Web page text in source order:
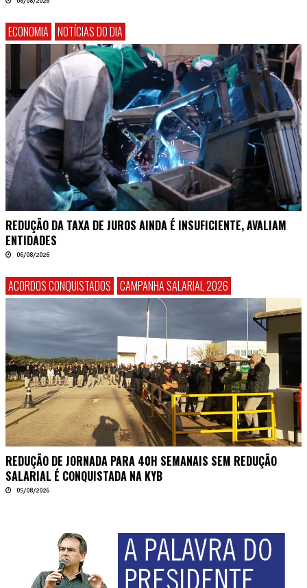
ECONOMIA NOTÍCIAS DO DIA
REDUÇÃO DA TAXA DE JUROS AINDA É INSUFICIENTE, AVALIAM
ENTIDADES
06/08/2026
ACORDOS CONQUISTADOS CAMPANHA SALARIAL 2026
REDUÇÃO DE JORNADA PARA 40H SEMANAIS SEM REDUÇÃO
SALARIAL É CONQUISTADA NA KYB
05/08/2026